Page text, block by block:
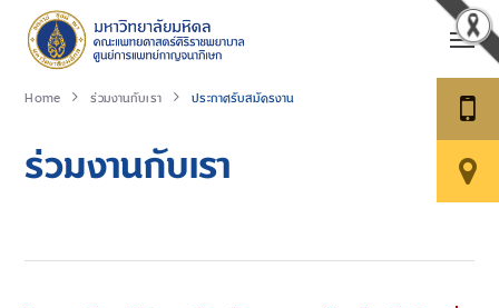
Home ร่วมงานกับเรา ประกาศรับสมัครงาน
ร่วมงานกับเรา